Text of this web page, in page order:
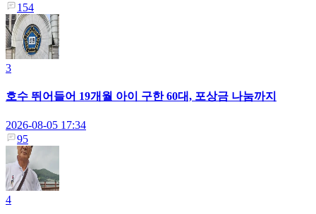
154
3
호수 뛰어들어 19개월 아이 구한 60대, 포상금 나눔까지
2026-08-05 17:34
95
4